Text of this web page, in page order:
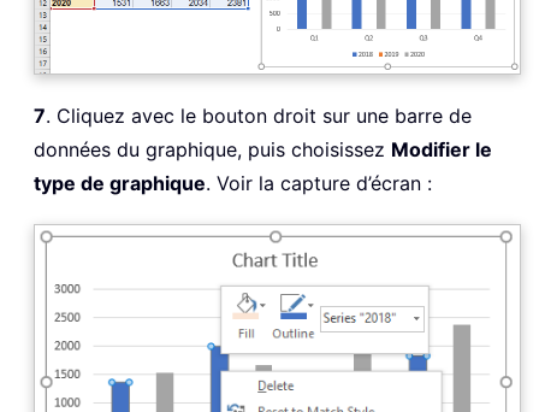
7. Cliquez avec le bouton droit sur une barre de
données du graphique, puis choisissez Modifier le
type de graphique. Voir la capture d’écran :